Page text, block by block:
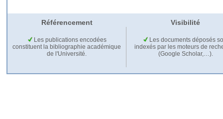
Référencement Visibilité
Les publications encodées
constituent la bibliographie académique
de l'Université.
Les documents déposés
indexés par les moteurs de
(Google Scholar,…).